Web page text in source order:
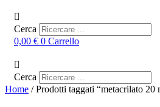
Cerca
0,00 € 0 Carrello
Cerca
Home / Prodotti taggati “metacrilato 20